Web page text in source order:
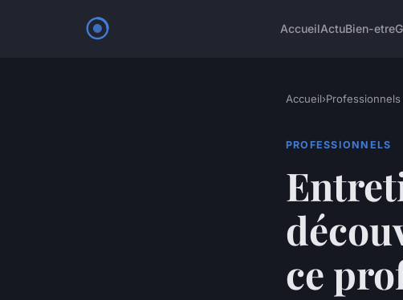
AccueilActuBien-etre
Accueil›Professionnels
PROFESSIONNELS
ce